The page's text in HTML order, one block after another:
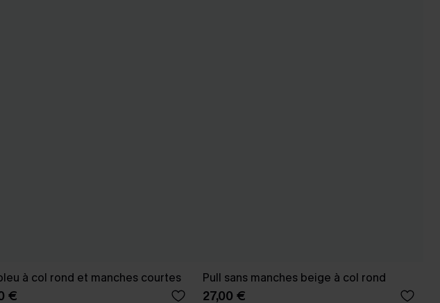
à col rond et manches courtes
€
Pull sans manches beige à col rond
27,00 €